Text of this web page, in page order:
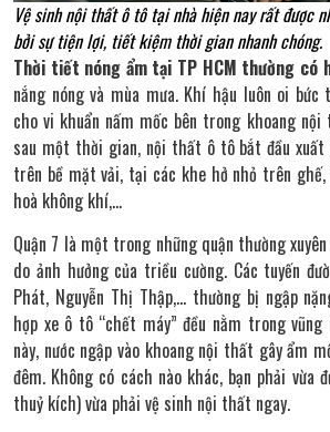
Vệ sinh nội thất ô tô tại nhà hiện nay rất được
bởi sự tiện lợi, tiết kiệm thời gian nhanh chóng.
Thời tiết nóng ẩm tại TP HCM thường có
nắng nóng và mùa mưa. Khí hậu luôn oi
cho vi khuẩn nấm mốc bên trong khoang
sau một thời gian, nội thất ô tô bắt đầu xuất
trên bề mặt vải, tại các khe hở nhỏ trên
hoà không khí,…
Quận 7 là một trong những quận thường
do ảnh hưởng của triều cường. Các tuyến
Phát, Nguyễn Thị Thập,… thường bị ngập
hợp xe ô tô “chết máy” đều nằm trong vũng
này, nước ngập vào khoang nội thất gây ẩm
đêm. Không có cách nào khác, bạn phải vừa
thuỷ kích) vừa phải vệ sinh nội thất ngay.